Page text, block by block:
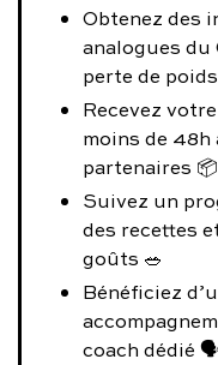
Obtenez des
analogues du
perte de
Recevez
moins de 48h
partenaires 📦
Suivez un
des recettes
goûts 🥗
Bénéficiez
coach dédié